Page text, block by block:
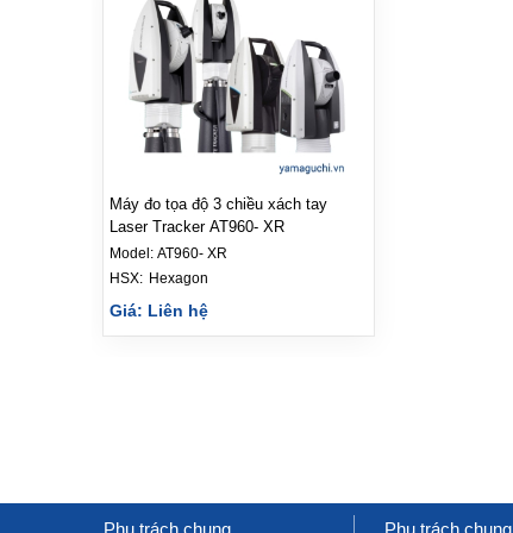
Máy đo tọa độ 3 chiều xách tay
Laser Tracker AT960- XR
Model: AT960- XR
Hexagon
Giá: Liên hệ
Phụ trách chung Phụ trách chung